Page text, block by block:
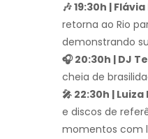
🎶 19:30h |
retorna ao Rio
demonstrando
🎧 20:30h | DJ
cheia de
🎤 22:30h |
e discos de
momentos com